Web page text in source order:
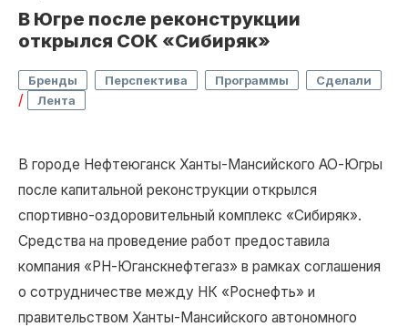
В Югре после реконструкции
открылся СОК «Сибиряк»
Бренды Перспектива Программы Сделали
/ Лента
В городе Нефтеюганск Ханты-Мансийского АО-Югры
после капитальной реконструкции открылся
спортивно-оздоровительный комплекс «Сибиряк».
Средства на проведение работ предоставила
компания «РН-Юганскнефтегаз» в рамках соглашения
о сотрудничестве между НК «Роснефть» и
правительством Ханты-Мансийского автономного